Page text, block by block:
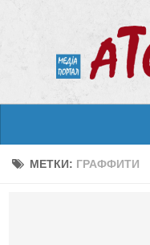
События
МЕТКИ: ГРАФФИТИ